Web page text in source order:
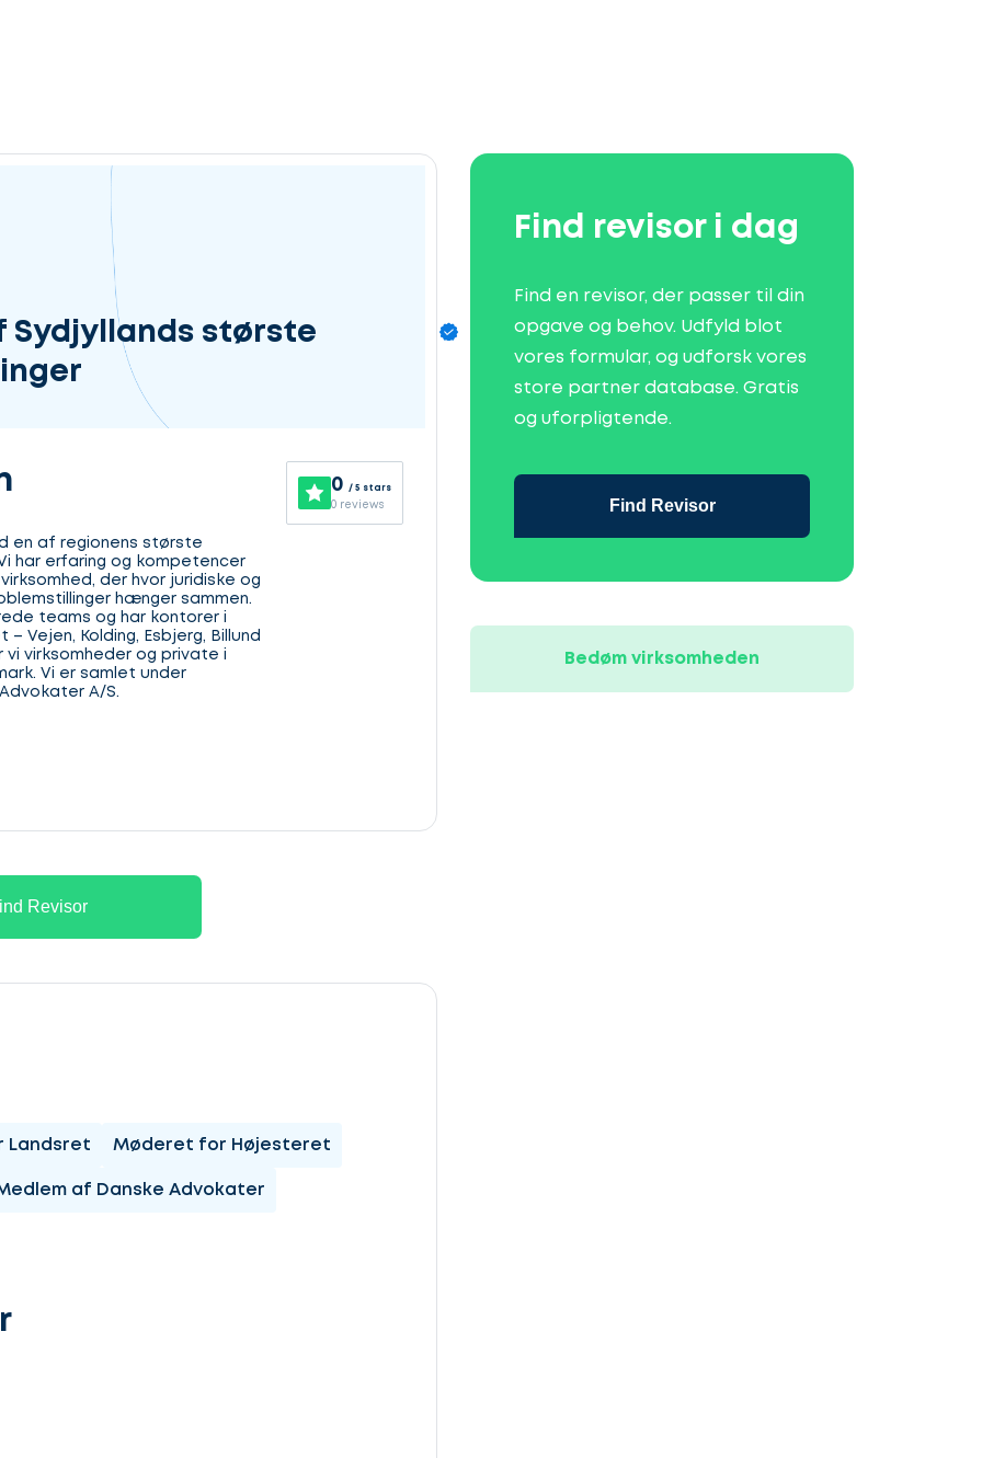
Sydjyllands største
0 / 5 stars
0 reviews
en af regionens største
har erfaring og kompetencer
der hvor juridiske og
hænger sammen.
teams og har kontorer i
Vejen, Kolding, Esbjerg, Billund
vi virksomheder og private i
Vi er samlet under
A/S.
Revisor
Landsret Møderet for Højesteret
af Danske Advokater
Find revisor i dag
Find en revisor, der passer til din
opgave og behov. Udfyld blot
vores formular, og udforsk vores
store partner database. Gratis
og uforpligtende.
Find Revisor
Bedøm virksomheden